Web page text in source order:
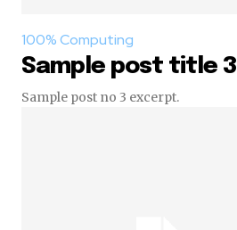
100% Computing
Sample post title 3
Sample post no 3 excerpt.